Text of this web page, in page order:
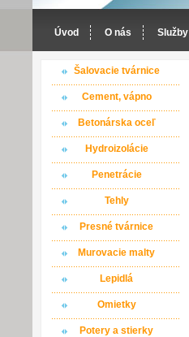
Úvod O nás Služby
Šalovacie tvárnice
Cement, vápno
Betonárska oceľ
Hydroizolácie
Penetrácie
Tehly
Presné tvárnice
Murovacie malty
Lepidlá
Omietky
Potery a stierky